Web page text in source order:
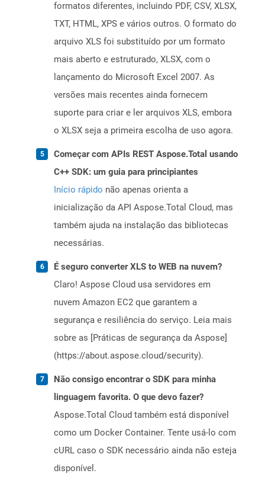
formatos diferentes, incluindo PDF, CSV, XLSX,
TXT, HTML, XPS e vários outros. O formato do
arquivo XLS foi substituído por um formato
mais aberto e estruturado, XLSX, com o
lançamento do Microsoft Excel 2007. As
versões mais recentes ainda fornecem
suporte para criar e ler arquivos XLS, embora
o XLSX seja a primeira escolha de uso agora.
Começar com APIs REST Aspose.Total usando
C++ SDK: um guia para principiantes
Início rápido não apenas orienta a
inicialização da API Aspose.Total Cloud, mas
também ajuda na instalação das bibliotecas
necessárias.
É seguro converter XLS to WEB na nuvem?
Claro! Aspose Cloud usa servidores em
nuvem Amazon EC2 que garantem a
segurança e resiliência do serviço. Leia mais
sobre as [Práticas de segurança da Aspose]
(https://about.aspose.cloud/security).
Não consigo encontrar o SDK para minha
linguagem favorita. O que devo fazer?
Aspose.Total Cloud também está disponível
como um Docker Container. Tente usá-lo com
cURL caso o SDK necessário ainda não esteja
disponível.